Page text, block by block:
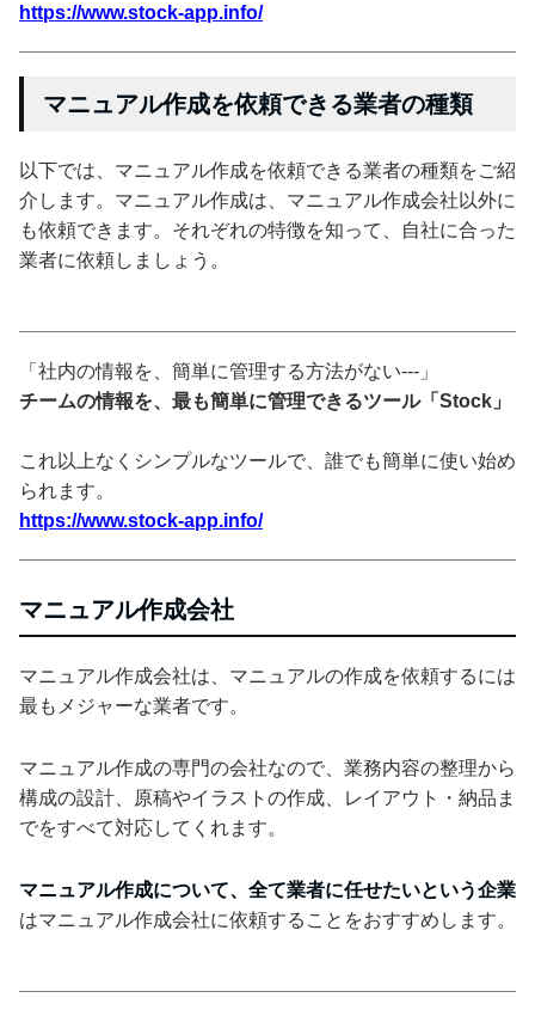
https://www.stock-app.info/
マニュアル作成を依頼できる業者の種類
以下では、マニュアル作成を依頼できる業者の種類をご紹
介します。マニュアル作成は、マニュアル作成会社以外に
も依頼できます。それぞれの特徴を知って、自社に合った
業者に依頼しましょう。
「社内の情報を、簡単に管理する方法がない---」
チームの情報を、最も簡単に管理できるツール「Stock」
これ以上なくシンプルなツールで、誰でも簡単に使い始め
られます。
https://www.stock-app.info/
マニュアル作成会社
マニュアル作成会社は、マニュアルの作成を依頼するには
最もメジャーな業者です。
マニュアル作成の専門の会社なので、業務内容の整理から
構成の設計、原稿やイラストの作成、レイアウト・納品ま
でをすべて対応してくれます。
マニュアル作成について、全て業者に任せたいという企業
はマニュアル作成会社に依頼することをおすすめします。